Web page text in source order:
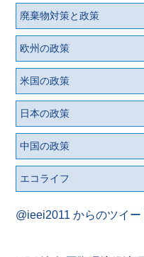
廃棄物対策と政策
欧州の政策
米国の政策
日本の政策
中国の政策
エコライフ
@ieei2011 からのツイー